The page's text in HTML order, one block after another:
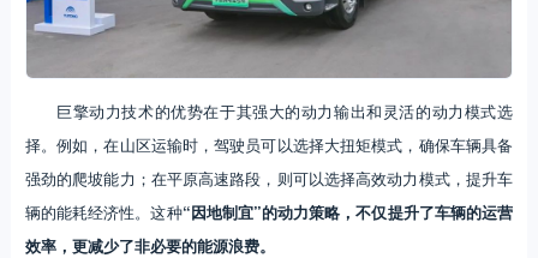
巨擎动力技术的优势在于其强大的动力输出和灵活的动力模式选
择。例如，在山区运输时，驾驶员可以选择大扭矩模式，确保车辆具备
强劲的爬坡能力；在平原高速路段，则可以选择高效动力模式，提升车
辆的能耗经济性。这种“因地制宜”的动力策略，不仅提升了车辆的运营
效率，更减少了非必要的能源浪费。